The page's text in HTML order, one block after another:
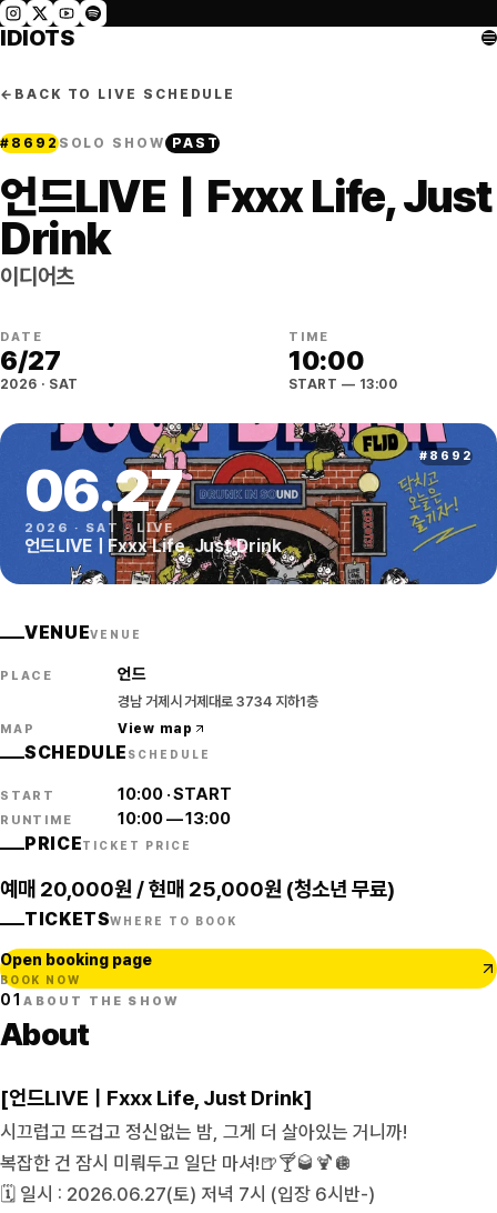
IDIOTS
← BACK TO LIVE SCHEDULE
# 8692SOLO SHOW PAST
언드LIVE｜Fxxx Life, Just
Drink
이디어츠
DATE
6/27
2026 · SAT
TIME
10:00
START — 13:00
#8692
06.27
2026 · SAT · LIVE
언드LIVE｜Fxxx Life, Just Drink
VENUEVENUE
PLACE 언드
경남 거제시 거제대로 3734 지하1층
MAP View map
SCHEDULE SCHEDULE
START 10:00·START
RUNTIME 10:00—13:00
PRICETICKET PRICE
예매 20,000원 / 현매 25,000원 (청소년 무료)
TICKETSWHERE TO BOOK
Open booking page
BOOK NOW
01ABOUT THE SHOW
About
[언드LIVEㅣFxxx Life, Just Drink]
시끄럽고 뜨겁고 정신없는 밤, 그게 더 살아있는 거니까!
복잡한 건 잠시 미뤄두고 일단 마셔!🍺🍸🥃🍹🪩
🗓️ 일시 : 2026.06.27(토) 저녁 7시 (입장 6시반-)